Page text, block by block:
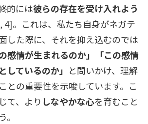
的には彼らの存在を受け入れよう
4]。これは、私たち自身がネガテ
した際に、それを抑え込むのでは
感情が生まれるのか」「この感情
しているのか」 と問いかけ、理解
との重要性を示唆しています。こ
て、より しなやかな心を育むこと